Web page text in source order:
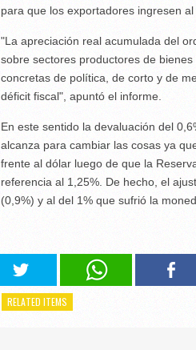
para que los exportadores ingresen
"La apreciación real acumulada del
sobre sectores productores de
concretas de política, de corto y de
déficit fiscal", apuntó el informe.
En este sentido la devaluación del
alcanza para cambiar las cosas ya
frente al dólar luego de que la
referencia al 1,25%. De hecho, el
(0,9%) y al del 1% que sufrió la
RELATED ITEMS